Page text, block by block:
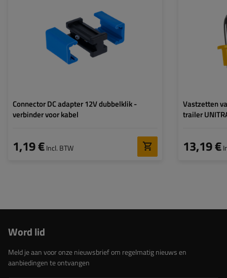
Connector DC adapter 12V dubbelklik -
verbinder voor kabel
1,19 €Incl. BTW
Vastzetten
trailer
13,19 €
Haakbaldiameter:
Word lid
Meld je aan voor onze nieuwsbrief om regelmatig nieuws en
aanbiedingen te ontvangen